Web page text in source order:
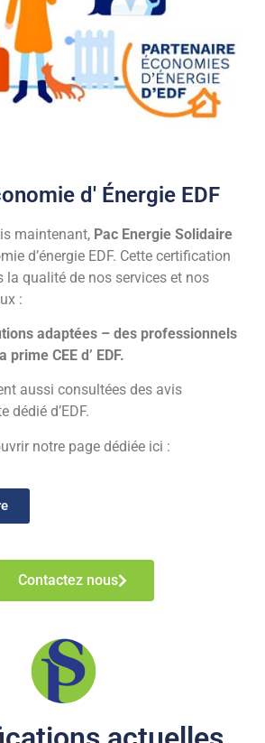
d' Énergie EDF
maintenant, Pac Energie Solidaire
d’énergie EDF. Cette certification
qualité de nos services et nos
:
adaptées – des professionnels
prime CEE d’ EDF.
aussi consultées des avis
dédié d’EDF.
notre page dédiée ici :
Contactez nous